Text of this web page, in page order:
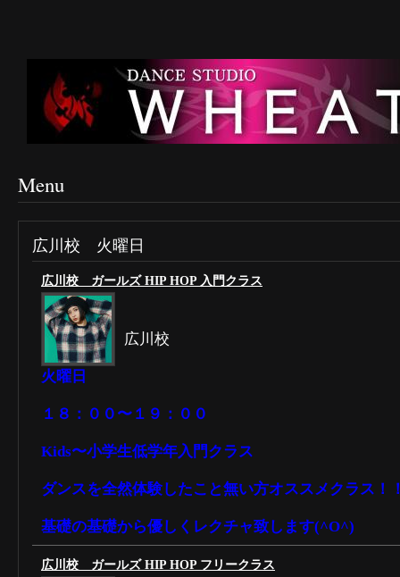
Menu
広川校 火曜日
広川校 ガールズ HIP HOP 入門クラス
広川校
火曜日
１８：００〜１９：００
Kids〜小学生低学年入門クラス
ダンスを全然体験したこと無い方オススメクラス！
基礎の基礎から優しくレクチャ致します(^O^)
広川校 ガールズ HIP HOP フリークラス